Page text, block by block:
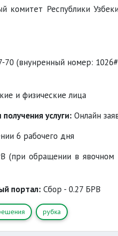
комитет Республики
70 (внунренный номер:
и физические лица
услуги: Онлайн
6 рабочего дня
(при обращении в явочном
портал: Сбор - 0.27 БРВ
рубка